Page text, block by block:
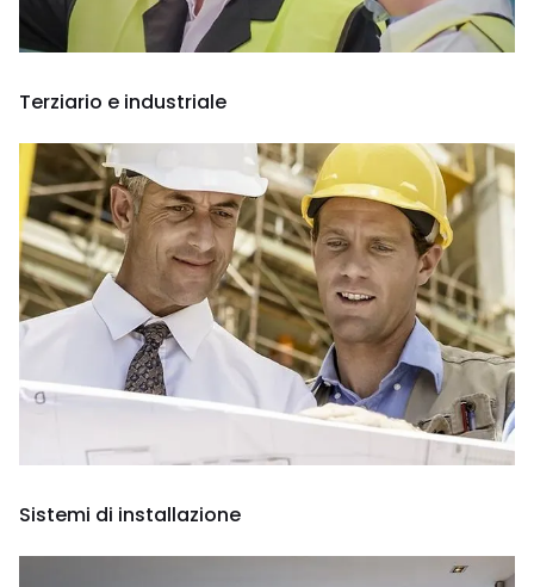
Terziario e industriale
Sistemi di installazione